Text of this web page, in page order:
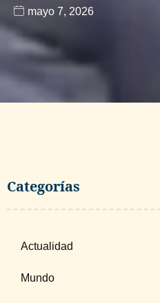
mayo 7, 2026
Categorías
Actualidad
Mundo